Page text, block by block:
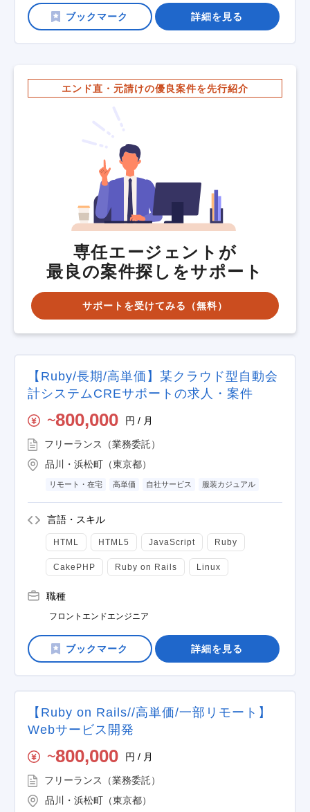
詳細を見る
エンド直・元請けの優良案件を先行紹介
専任エージェントが
最良の案件探しをサポート
サポートを受けてみる（無料）
【Ruby/長期/高単価】某クラウド型自動会
計システムCREサポートの求人・案件
〜800,000 円 / 月
フリーランス（業務委託）
品川・浜松町（東京都）
リモート・在宅 高単価 自社サービス 服装カジュアル
言語・スキル
HTML HTML5 JavaScript Ruby
CakePHP Ruby on Rails Linux
職種
フロントエンドエンジニア
詳細を見る
【Ruby on Rails//高単価/一部リモート】
Webサービス開発
〜800,000 円 / 月
フリーランス（業務委託）
品川・浜松町（東京都）